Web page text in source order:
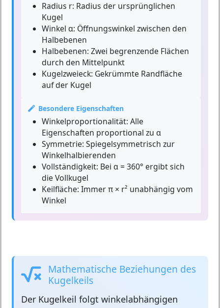
Radius r: Radius der ursprünglichen
Kugel
Winkel α: Öffnungswinkel zwischen den
Halbebenen
Halbebenen: Zwei begrenzende Flächen
durch den Mittelpunkt
Kugelzweieck: Gekrümmte Randfläche
auf der Kugel
Besondere Eigenschaften
Winkelproportionalität: Alle
Eigenschaften proportional zu α
Symmetrie: Spiegelsymmetrisch zur
Winkelhalbierenden
Vollständigkeit: Bei α = 360° ergibt sich
die Vollkugel
Keilfläche: Immer π × r² unabhängig vom
Winkel
Mathematische Beziehungen des
Kugelkeils
Der Kugelkeil folgt winkelabhängigen